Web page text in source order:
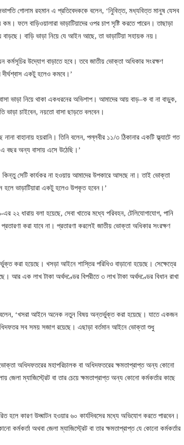
গোলাম রহমান এ প্রতিবেদককে বলেন, ‘নিুবিত্ত, মধ্যবিত্ত মানুষ যেসব
ফলে বাড়িওয়ালারা ভাড়াটিয়াদের ওপর চাপ সৃষ্টি করতে পারেন। তাছাড়া
বাড়ছে। বাড়ি ভাড়া নিয়ে যে আইন আছে, তা ভাড়াটিয়া সহায়ক নয়।
কর্মসূচির উদ্যোগ বাড়াতে হবে। তবে জাতীয় ভোক্তা অধিকার সংরক্ষণ
দীর্ঘশ্বাস একটু হলেও কমবে।’
ভাড়া নিয়ে থাকা একধরনের অভিশাপ। আমাদের আয় বাড়–ক বা না বাড়ুক,
ভাড়া চাইবেন, নয়তো বাসা ছাড়তে বলবেন।
বাহানায় হয়রানি। তিনি বলেন, পল্লবীর ১১/৩ ঠিকানার একটি ফ্ল্যাটে গত
এ বছর অন্য বাসায় এসে উঠেছি।’
সেটি কার্যকর না হওয়ায় আমাদের উপকারে আসছে না। তাই ভোক্তা
হলে ভাড়াটিয়ারা একটু হলেও উপকৃত হবেন।’
ধারায় বলা হয়েছে, সেবা খাতের মধ্যে পরিবহন, টেলিযোগাযোগ, পানি
করা যাবে না। প্রতারণা করলেই জাতীয় ভোক্তা অধিকার সংরক্ষণ
করা হয়েছে। খসড়া আইনে শাস্তির পরিধিও বাড়ানো হয়েছে। সেক্ষেত্রে
আর এক লাখ টাকা অর্থদণ্ডের বিপরীতে ৩ লাখ টাকা অর্থদণ্ডের বিধান রাখা
বলেন, ‘খসরা আইনে অনেক নতুন বিষয় অন্তর্ভুক্ত করা হয়েছে। যাতে একজন
সব সময় সজাগ রয়েছে। এছাড়া বর্তমান আইনে ভোক্তা শুধু
অধিদফতরের মহাপরিচালক বা অধিদফতরের ক্ষমতাপ্রাপ্ত অন্য কোনো
জেলা ম্যাজিস্ট্রেট বা তার চেয়ে ক্ষমতাপ্রাপ্ত অন্য কোনো কর্মকর্তার কাছে
হলে কারণ উদ্ঘাটন হওয়ার ৬০ কার্যদিবসের মধ্যে অভিযোগ করতে পারবেন।
কর্মকর্তা অথবা জেলা ম্যাজিস্ট্রেট বা তার ক্ষমতাপ্রাপ্ত যে কোনো কর্মকর্তার